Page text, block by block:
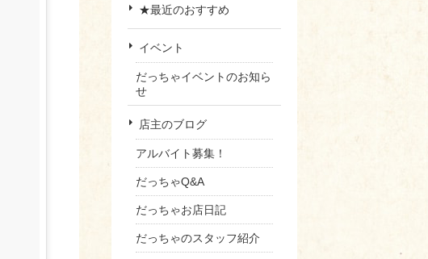
★最近のおすすめ
イベント
だっちゃイベントのお知ら
せ
店主のブログ
アルバイト募集！
だっちゃQ&A
だっちゃお店日記
だっちゃのスタッフ紹介